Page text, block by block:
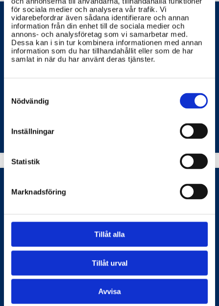
för sociala medier och analysera vår trafik. Vi
vidarebefordrar även sådana identifierare och annan
information från din enhet till de sociala medier och
annons- och analysföretag som vi samarbetar med.
Dessa kan i sin tur kombinera informationen med annan
information som du har tillhandahållit eller som de har
samlat in när du har använt deras tjänster.
Selection
Nödvändig
Inställningar
Statistik
Marknadsföring
Tillåt alla
Tillåt urval
Avvisa
alltid blir just den skola som önskats.
Hur hanterar Skolverket frågor om
likvärdighet och rättvisa i skolan?
deras syfte?
I Sverige finns det flera nationella prov som används
för att mäta elevernas kunskaper och färdigheter i
STATENS SKOLVERK